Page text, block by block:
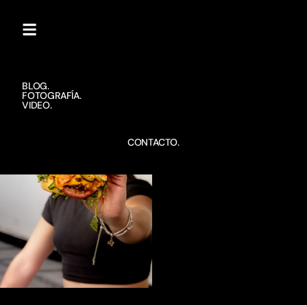
BLOG.
FOTOGRAFÍA.
VIDEO.
CONTACTO.